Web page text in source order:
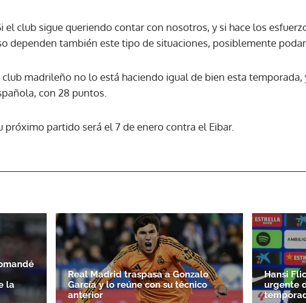
el club sigue queriendo contar con nosotros, y si hace los
dependen también este tipo de situaciones, posiblemente
club madrileño no lo está haciendo igual de bien esta
con 28 puntos.
próximo partido será el 7 de enero contra el Eibar.
la
Real Madrid traspasa a Gonzalo
García y lo reúne con su técnico
anterior
Hansi
urgente